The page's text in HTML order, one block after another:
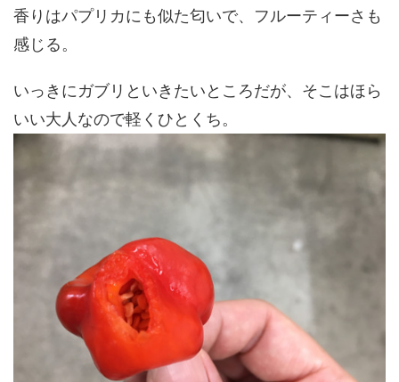
香りはパプリカにも似た匂いで、フルーティーさも
感じる。
いっきにガブリといきたいところだが、そこはほら
いい大人なので軽くひとくち。